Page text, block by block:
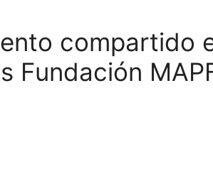
compartido
Fundación